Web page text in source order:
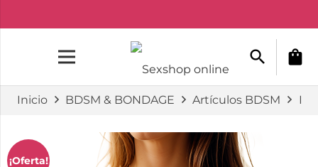
search shopping_bag
Inicio BDSM & BONDAGE Artículos BDSM
¡Oferta!